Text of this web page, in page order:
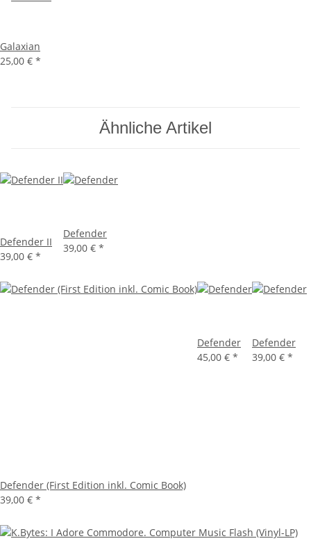
Galaxian
25,00 € *
Ähnliche Artikel
Defender II
39,00 € *
Defender
39,00 € *
Defender (First Edition inkl. Comic Book)
39,00 € *
Defender
45,00 € *
Defender
39,00 € *